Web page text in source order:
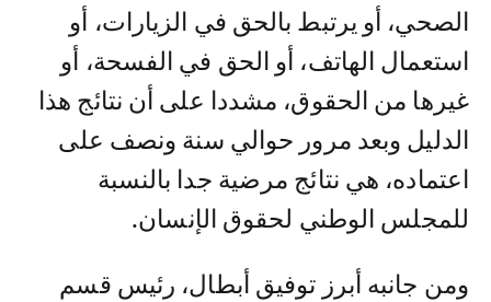
الصحي، أو يرتبط بالحق في الزيارات، أو
استعمال الهاتف، أو الحق في الفسحة، أو
غيرها من الحقوق، مشددا على أن نتائج هذا
الدليل وبعد مرور حوالي سنة ونصف على
اعتماده، هي نتائج مرضية جدا بالنسبة
للمجلس الوطني لحقوق الإنسان.
ومن جانبه أبرز توفيق أبطال، رئيس قسم